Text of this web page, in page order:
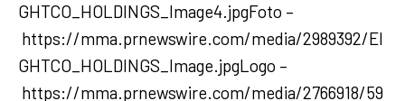
GHTCO_HOLDINGS_Image4.jpgFoto –
https://mma.prnewswire.com/media/2989392/EI
GHTCO_HOLDINGS_Image.jpgLogo –
https://mma.prnewswire.com/media/2766918/59